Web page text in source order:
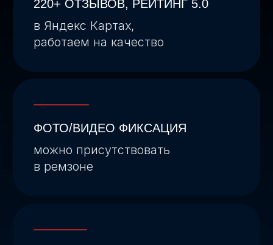
ТОЧНАЯ ДИАГНОСТИКА
без обмана и навязывания
ненужных работ